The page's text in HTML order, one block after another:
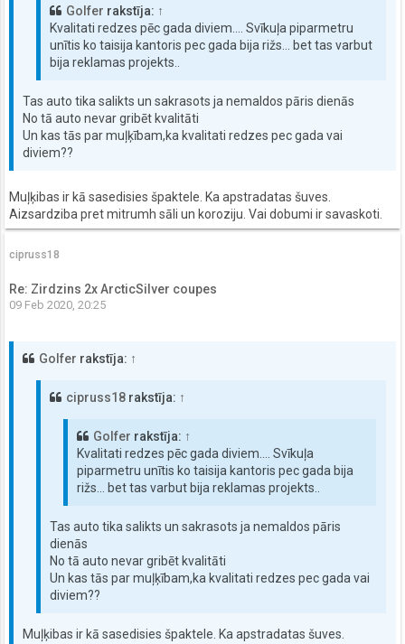
Golfer rakstīja: ↑
Kvalitati redzes pēc gada diviem.... Svīkuļa piparmetru
unītis ko taisija kantoris pec gada bija rižs... bet tas varbut
bija reklamas projekts..
Tas auto tika salikts un sakrasots ja nemaldos pāris dienās
No tā auto nevar gribēt kvalitāti
Un kas tās par muļķībam,ka kvalitati redzes pec gada vai
diviem??
Muļķibas ir kā sasedisies špaktele. Ka apstradatas šuves.
Aizsardziba pret mitrumh sāli un koroziju. Vai dobumi ir savaskoti.
cipruss18
Re: Zirdzins 2x ArcticSilver coupes
09 Feb 2020, 20:25
Golfer rakstīja: ↑
cipruss18 rakstīja: ↑
Golfer rakstīja: ↑
Kvalitati redzes pēc gada diviem.... Svīkuļa
piparmetru unītis ko taisija kantoris pec gada bija
rižs... bet tas varbut bija reklamas projekts..
Tas auto tika salikts un sakrasots ja nemaldos pāris
dienās
No tā auto nevar gribēt kvalitāti
Un kas tās par muļķībam,ka kvalitati redzes pec gada vai
diviem??
Muļķibas ir kā sasedisies špaktele. Ka apstradatas šuves.